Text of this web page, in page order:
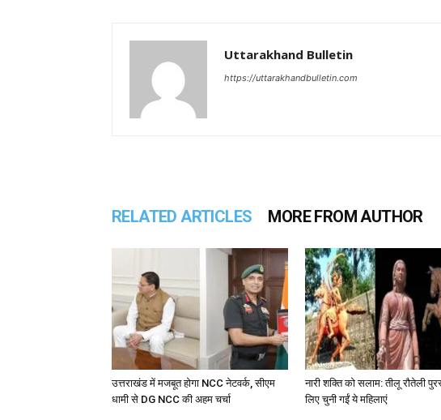
Uttarakhand Bulletin
https://uttarakhandbulletin.com
RELATED ARTICLES MORE FROM AUTHOR
उत्तराखंड में मजबूत होगा NCC नेटवर्क, सीएम
धामी से DG NCC की अहम चर्चा
नारी शक्ति को सलाम: तीलू रौतेली
लिए चुनी गईं ये महिलाएं